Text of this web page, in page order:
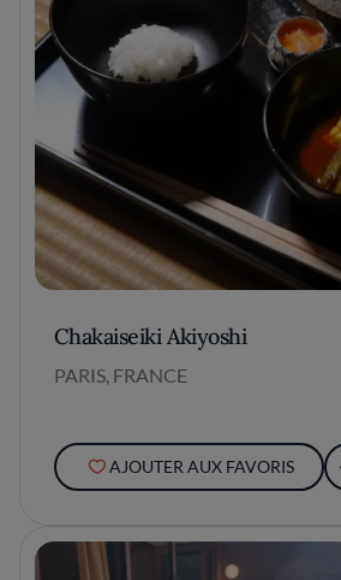
Chakaiseiki Akiyoshi
PARIS, FRANCE
AJOUTER AUX FAVORIS